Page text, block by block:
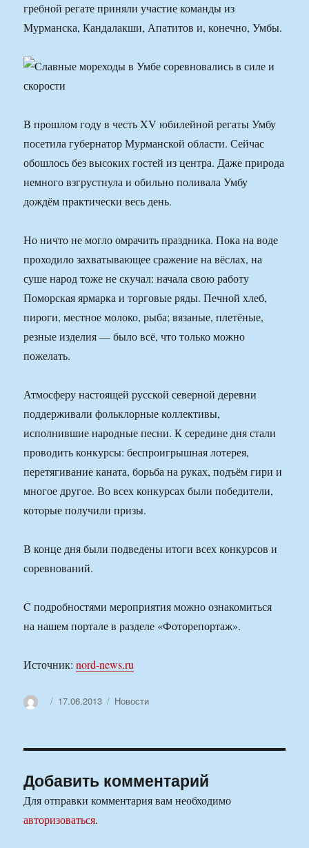
гребной регате приняли участие команды из
Мурманска, Кандалакши, Апатитов и, конечно, Умбы.
В прошлом году в честь XV юбилейной регаты Умбу
посетила губернатор Мурманской области. Сейчас
обошлось без высоких гостей из центра. Даже природа
немного взгрустнула и обильно поливала Умбу
дождём практически весь день.
Но ничто не могло омрачить праздника. Пока на воде
проходило захватывающее сражение на вёслах, на
суше народ тоже не скучал: начала свою работу
Поморская ярмарка и торговые ряды. Печной хлеб,
пироги, местное молоко, рыба; вязаные, плетёные,
резные изделия — было всё, что только можно
пожелать.
Атмосферу настоящей русской северной деревни
поддерживали фольклорные коллективы,
исполнившие народные песни. К середине дня стали
проводить конкурсы: беспроигрышная лотерея,
перетягивание каната, борьба на руках, подъём гири и
многое другое. Во всех конкурсах были победители,
которые получили призы.
В конце дня были подведены итоги всех конкурсов и
соревнований.
C подробностями мероприятия можно ознакомиться
на нашем портале в разделе «Фоторепортаж».
Источник:nord-news.ru
АвторОпубликовано
17.06.2013 Рубрики
Новости
Добавить комментарий
Для отправки комментария вам необходимо
авторизоваться.